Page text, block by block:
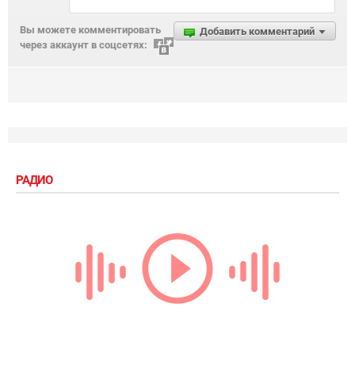
Добавить комментарий
Вы можете комментировать
через аккаунт в соцсетях:
РАДИО